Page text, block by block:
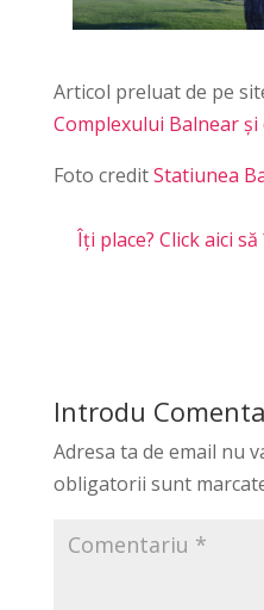
Articol preluat de pe
Complexului Balnear și
Foto creditStatiunea
Îți place? Click aici să
Introdu
Adresa ta de email nu
obligatorii sunt